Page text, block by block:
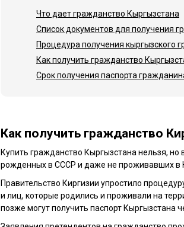
Что дает гражданство Кыргызстана
Список документов для получения
Процедура получения кыргызского
Как получить гражданство
Срок получения паспорта
Как получить гражданство
Купить гражданство Кыргызстана нельзя, но
рожденных в СССР и даже не проживавших в
Правительство Киргизии упростило
и лиц, которые родились и проживали на
позже могут получить паспорт Кыргызстана